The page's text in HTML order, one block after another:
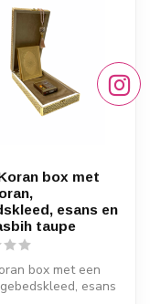
box met
esans en
taupe
box met een
esans